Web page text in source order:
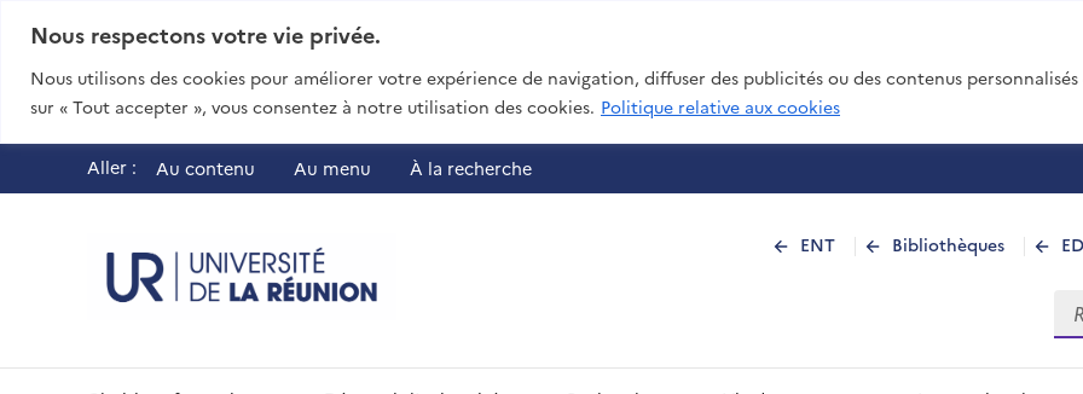
Nous respectons votre vie privée.
Nous utilisons des cookies pour améliorer votre expérience de navigation, diffuser des publicités ou des contenus
sur « Tout accepter », vous consentez à notre utilisation des cookies. Politique relative aux cookies
Aller : Au contenu Au menu À la recherche
ENT Bibliothèques